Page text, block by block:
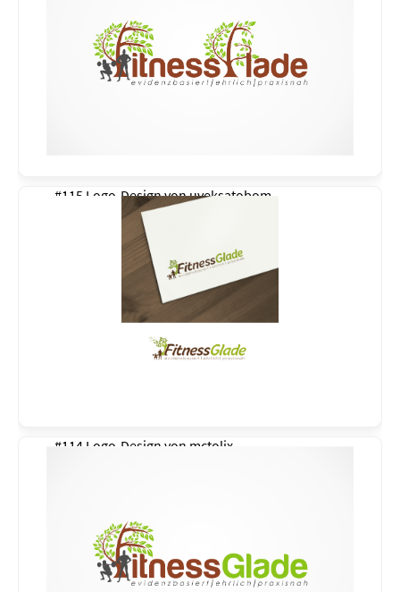
#115 Logo-Design vonuveksatobom
#114 Logo-Design von mctolix